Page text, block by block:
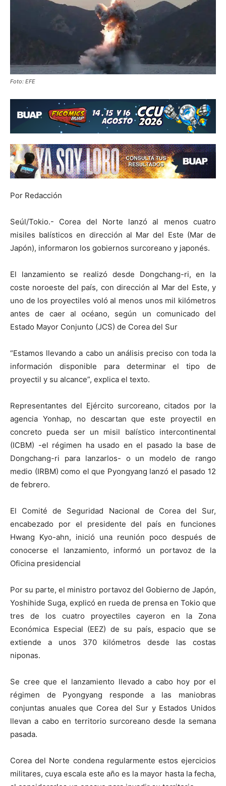
Foto: EFE
Por Redacción
Seúl/Tokio.- Corea del Norte lanzó al menos cuatro
misiles balísticos en dirección al Mar del Este (Mar de
Japón), informaron los gobiernos surcoreano y japonés.
El lanzamiento se realizó desde Dongchang-ri, en la
coste noroeste del país, con dirección al Mar del Este, y
uno de los proyectiles voló al menos unos mil kilómetros
antes de caer al océano, según un comunicado del
Estado Mayor Conjunto (JCS) de Corea del Sur
“Estamos llevando a cabo un análisis preciso con toda la
información disponible para determinar el tipo de
proyectil y su alcance”, explica el texto.
Representantes del Ejército surcoreano, citados por la
agencia Yonhap, no descartan que este proyectil en
concreto pueda ser un misil balístico intercontinental
(ICBM) -el régimen ha usado en el pasado la base de
Dongchang-ri para lanzarlos- o un modelo de rango
medio (IRBM) como el que Pyongyang lanzó el pasado 12
de febrero.
El Comité de Seguridad Nacional de Corea del Sur,
encabezado por el presidente del país en funciones
Hwang Kyo-ahn, inició una reunión poco después de
conocerse el lanzamiento, informó un portavoz de la
Oficina presidencial
Por su parte, el ministro portavoz del Gobierno de Japón,
Yoshihide Suga, explicó en rueda de prensa en Tokio que
tres de los cuatro proyectiles cayeron en la Zona
Económica Especial (EEZ) de su país, espacio que se
extiende a unos 370 kilómetros desde las costas
niponas.
Se cree que el lanzamiento llevado a cabo hoy por el
régimen de Pyongyang responde a las maniobras
conjuntas anuales que Corea del Sur y Estados Unidos
llevan a cabo en territorio surcoreano desde la semana
pasada.
Corea del Norte condena regularmente estos ejercicios
militares, cuya escala este año es la mayor hasta la fecha,